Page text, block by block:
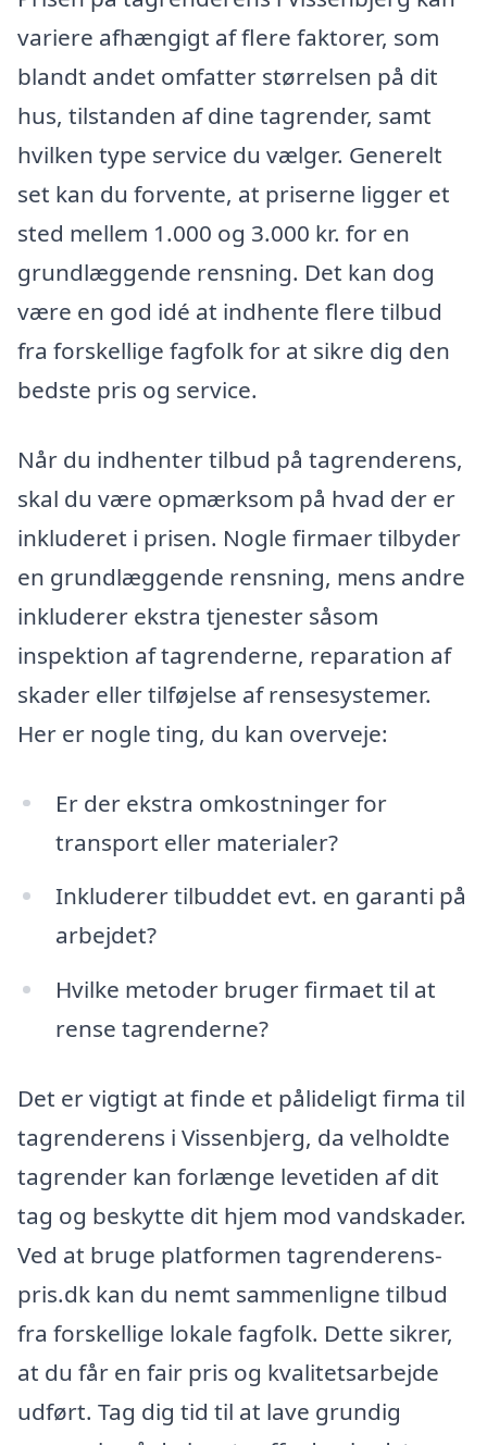
variere afhængigt af flere faktorer, som
blandt andet omfatter størrelsen på dit
hus, tilstanden af dine tagrender, samt
hvilken type service du vælger. Generelt
set kan du forvente, at priserne ligger et
sted mellem 1.000 og 3.000 kr. for en
grundlæggende rensning. Det kan dog
være en god idé at indhente flere tilbud
fra forskellige fagfolk for at sikre dig den
bedste pris og service.
Når du indhenter tilbud på tagrenderens,
skal du være opmærksom på hvad der er
inkluderet i prisen. Nogle firmaer tilbyder
en grundlæggende rensning, mens andre
inkluderer ekstra tjenester såsom
inspektion af tagrenderne, reparation af
skader eller tilføjelse af rensesystemer.
Her er nogle ting, du kan overveje:
Er der ekstra omkostninger for
transport eller materialer?
Inkluderer tilbuddet evt. en garanti på
arbejdet?
Hvilke metoder bruger firmaet til at
rense tagrenderne?
Det er vigtigt at finde et pålideligt firma til
tagrenderens i Vissenbjerg, da velholdte
tagrender kan forlænge levetiden af dit
tag og beskytte dit hjem mod vandskader.
Ved at bruge platformen tagrenderens-
pris.dk kan du nemt sammenligne tilbud
fra forskellige lokale fagfolk. Dette sikrer,
at du får en fair pris og kvalitetsarbejde
udført. Tag dig tid til at lave grundig